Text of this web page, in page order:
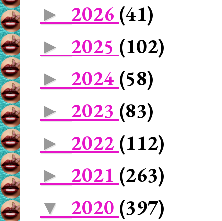
► 2026 (41)
► 2025 (102)
► 2024 (58)
► 2023 (83)
► 2022 (112)
► 2021 (263)
▼ 2020 (397)